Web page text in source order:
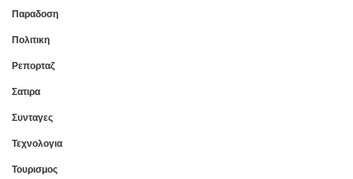
Παραδοση
Πολιτικη
Ρεπορταζ
Σατιρα
Συνταγες
Τεχνολογια
Τουρισμος